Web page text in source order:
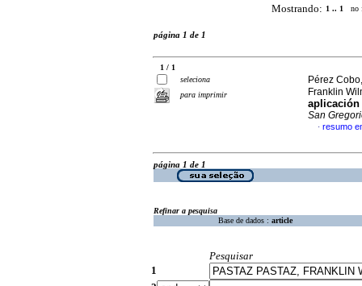
Mostrando: 1 .. 1 no
página 1 de 1
1 / 1
seleciona
para imprimir
Pérez
Franklin
aplicación
San
· resumo
página 1 de 1
Refinar a pesquisa
Base de dados : article
Pesquisar
1